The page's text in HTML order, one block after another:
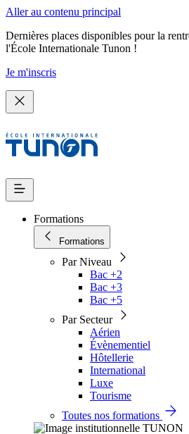
Aller au contenu principal
Dernières places disponibles pour la
l'École Internationale Tunon !
Je m'inscris
Formations
Formations
Par Niveau
Bac +2
Bac +3
Bac +5
Par Secteur
Aérien
Évènementiel
Hôtellerie
International
Luxe
Tourisme
Toutes nos formations